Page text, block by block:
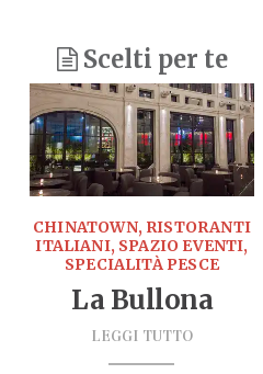
Scelti per te
CHINATOWN, RISTORANTI
ITALIANI, SPAZIO EVENTI,
SPECIALITÀ PESCE
La Bullona
LEGGI TUTTO